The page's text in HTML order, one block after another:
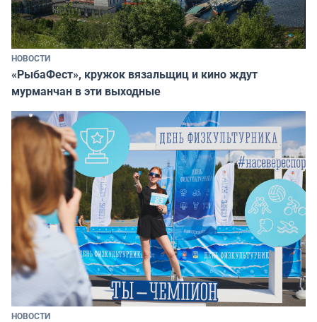
НОВОСТИ
«РыбаФест», кружок вязальщиц и кино ждут
мурманчан в эти выходные
НОВОСТИ